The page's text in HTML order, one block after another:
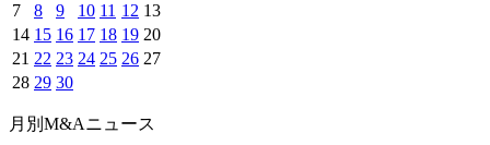
7
8 9 10 11 12 13
14 15 16 17 18 19 20
21 22 23 24 25 26 27
28 29 30
月別M&Aニュース